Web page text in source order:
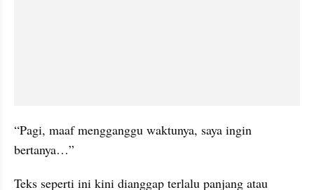
“Pagi, maaf mengganggu waktunya, saya ingin
bertanya…”
Teks seperti ini kini dianggap terlalu panjang atau